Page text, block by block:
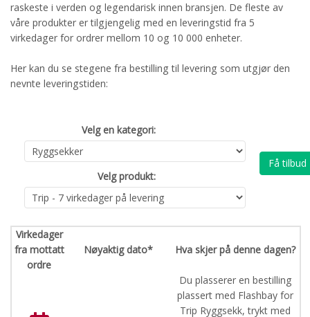
raskeste i verden og legendarisk innen bransjen. De fleste av
våre produkter er tilgjengelig med en leveringstid fra 5
virkedager for ordrer mellom 10 og 10 000 enheter.
Her kan du se stegene fra bestilling til levering som utgjør den
nevnte leveringstiden:
Velg en kategori:
Velg produkt:
Få tilbud
Virkedager
fra mottatt
ordre
Nøyaktig dato* Hva skjer på denne dagen?
Du plasserer en bestilling
plassert med Flashbay for
Trip Ryggsekk, trykt med